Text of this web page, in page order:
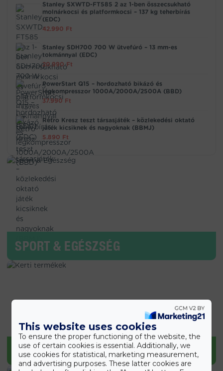
Stanley SXWTD-FT585 2 az 1-ben összecsukható
molnárkocsi és platformkocsi – 137 kg teherbírás
(EDC)
42.990 Ft
Stanley SDH700 700 W ütvefúró – 13 mm-es
tokmánnyal (EDC)
20.990Ft
PowerStart Q15 – hordozható bikázó és
légkompresszor 1000A/2000A/2500A (BBD)
37.990 Ft
Retro Kresz teszt társasjáték – közlekedési oktató
játék kicsiknek és nagyoknak (BBMJ)
5.890 Ft
SPORT & EGÉSZSÉG
KERTI TERMÉKEK
This website uses cookies
To ensure the proper functioning of the website, the
use of certain cookies is essential. Additionally, we
use cookies for statistical, marketing measurement,
and advertising purposes. These latter cookies are